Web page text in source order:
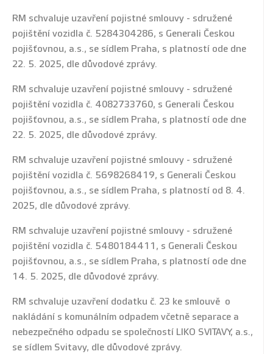
RM schvaluje uzavření pojistné smlouvy - sdružené
pojištění vozidla č. 5284304286, s Generali Českou
pojišťovnou, a.s., se sídlem Praha, s platností ode dne
22. 5. 2025, dle důvodové zprávy.
RM schvaluje uzavření pojistné smlouvy - sdružené
pojištění vozidla č. 4082733760, s Generali Českou
pojišťovnou, a.s., se sídlem Praha, s platností ode dne
22. 5. 2025, dle důvodové zprávy.
RM schvaluje uzavření pojistné smlouvy - sdružené
pojištění vozidla č. 5698268419, s Generali Českou
pojišťovnou, a.s., se sídlem Praha, s platností od 8. 4.
2025, dle důvodové zprávy.
RM schvaluje uzavření pojistné smlouvy - sdružené
pojištění vozidla č. 5480184411, s Generali Českou
pojišťovnou, a.s., se sídlem Praha, s platností ode dne
14. 5. 2025, dle důvodové zprávy.
RM schvaluje uzavření dodatku č. 23 ke smlouvě o
nakládání s komunálním odpadem včetně separace a
nebezpečného odpadu se společností LIKO SVITAVY, a.s.,
se sídlem Svitavy, dle důvodové zprávy.